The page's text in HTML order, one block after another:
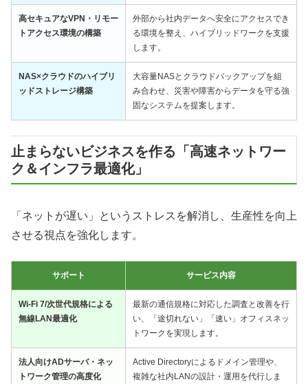
高セキュアなVPN・リモー
トアクセス環境の構築
外部から社内データへ安全にアクセスでき
る環境を整え、ハイブリッドワークを支援
します。
NAS×クラウドのハイブリ
ッドストレージ構築
大容量NASとクラウドバックアップを組
み合わせ、災害や障害からデータを守る強
固なシステムを提案します。
止まらないビジネスを作る「高速ネットワー
ク＆インフラ最適化」
「ネットが遅い」というストレスを解消し、生産性を向上
させる視点を強化します。
サポート サービス内容
Wi-Fi 7/次世代規格による
無線LAN最適化
最新の通信規格に対応した調査と改善を行
い、「途切れない」「速い」オフィスネッ
トワークを実現します。
法人向けADサーバ・ネッ
トワーク管理の高度化
Active Directoryによるドメイン管理や、
複雑な社内LANの設計・運用を代行しま